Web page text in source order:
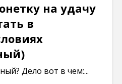
на удачу
в
Дело вот в чем:...